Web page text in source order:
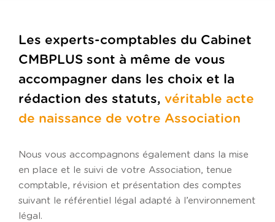
Les experts-comptables du Cabinet
CMBPLUS sont à même de vous
accompagner dans les choix et la
rédaction des statuts, véritable acte
de naissance de votre Association
Nous vous accompagnons également dans la mise
en place et le suivi de votre Association, tenue
comptable, révision et présentation des comptes
suivant le référentiel légal adapté à l’environnement
légal.